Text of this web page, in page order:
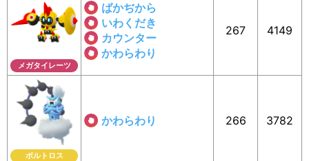
メガタイレーツ
ばかぢから
いわくだき
カウンター
かわらわり
267 4149
ボルトロス
かわらわり 266 3782